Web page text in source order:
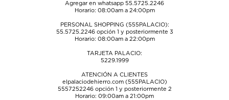
Agregar en whatsapp 55.5725.2246
Horario: 08:00am a 24:00pm
PERSONAL SHOPPING (555PALACIO):
55.5725.2246opción 1 y posteriormente 3
Horario: 08:00am a 22:00pm
TARJETA PALACIO:
5229.1999
ATENCIÓN A CLIENTES
elpalaciodehierro.com (555PALACIO)
5557252246opción 1 y posteriormente 2
Horario: 09:00am a 21:00pm